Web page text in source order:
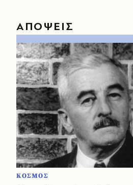
ΑΠΟΨΕΙΣ
ΚΟΣΜΟΣ